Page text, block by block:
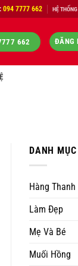
094 7777 662 HỆ
662 ĐĂNG
DANH
Hàng Thanh
Làm Đẹp
Mẹ Và Bé
Muối Hồng